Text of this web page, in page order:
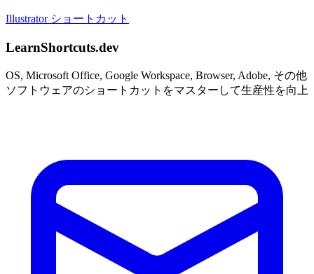
Illustrator ショートカット
LearnShortcuts.dev
OS, Microsoft Office, Google Workspace, Browser, Adobe, その他
ソフトウェアのショートカットをマスターして生産性を向上